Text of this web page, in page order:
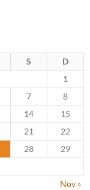
S
D
1
7
8
14
15
21
22
28
29
Nov »